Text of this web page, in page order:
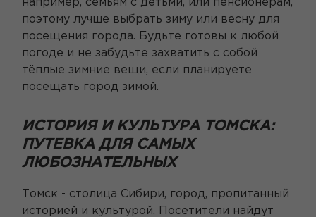
например, семьям с детьми, или пенсионерам,
поэтому лучше выбрать зиму или весну для
посещения города. Будьте готовы к любой
погоде и не забудьте захватить с собой
тёплые зимние вещи, если планируете
посещать город зимой.
ИСТОРИЯ И КУЛЬТУРА ТОМСКА:
ПУТЕВКА ДЛЯ САМЫХ
ЛЮБОЗНАТЕЛЬНЫХ
Томск - столица Сибири, город, пропитанный
историей и культурой. Посетители найдут